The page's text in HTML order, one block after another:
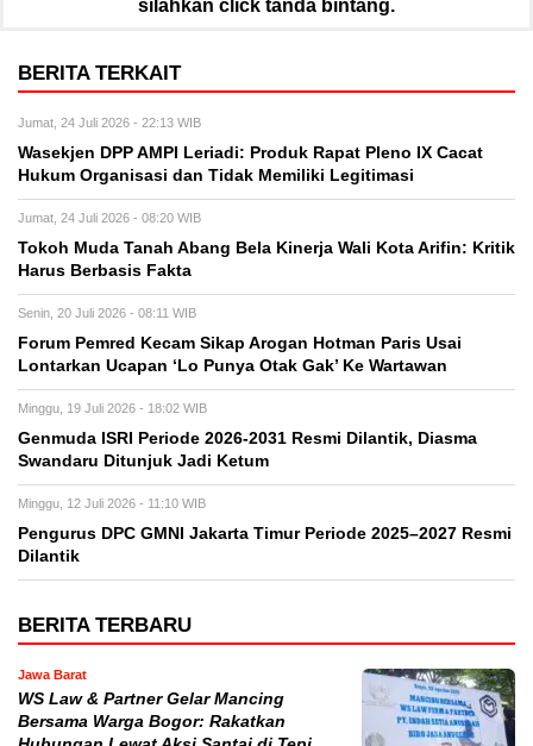
silahkan click tanda bintang.
BERITA TERKAIT
Jumat, 24 Juli 2026 - 22:13 WIB
Wasekjen DPP AMPI Leriadi: Produk Rapat Pleno IX Cacat
Hukum Organisasi dan Tidak Memiliki Legitimasi
Jumat, 24 Juli 2026 - 08:20 WIB
Tokoh Muda Tanah Abang Bela Kinerja Wali Kota Arifin: Kritik
Harus Berbasis Fakta
Senin, 20 Juli 2026 - 08:11 WIB
Forum Pemred Kecam Sikap Arogan Hotman Paris Usai
Lontarkan Ucapan ‘Lo Punya Otak Gak’ Ke Wartawan
Minggu, 19 Juli 2026 - 18:02 WIB
Genmuda ISRI Periode 2026-2031 Resmi Dilantik, Diasma
Swandaru Ditunjuk Jadi Ketum
Minggu, 12 Juli 2026 - 11:10 WIB
Pengurus DPC GMNI Jakarta Timur Periode 2025–2027 Resmi
Dilantik
BERITA TERBARU
Jawa Barat
WS Law & Partner Gelar Mancing
Bersama Warga Bogor: Rakatkan